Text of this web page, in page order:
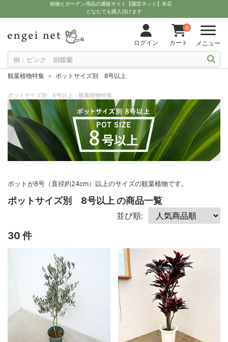
植物とガーデン用品の通販サイト【園芸ネット】本店
どなたでも購入頂けます
ログイン
0
カート メニュー
観葉植物特集 ポットサイズ別 8号以上
ポットサイズ別 8号以上：観葉植物特集
ポットが8号（直径約24cm）以上のサイズの観葉植物です。
ポットサイズ別 8号以上 の商品一覧
並び順:
30 件